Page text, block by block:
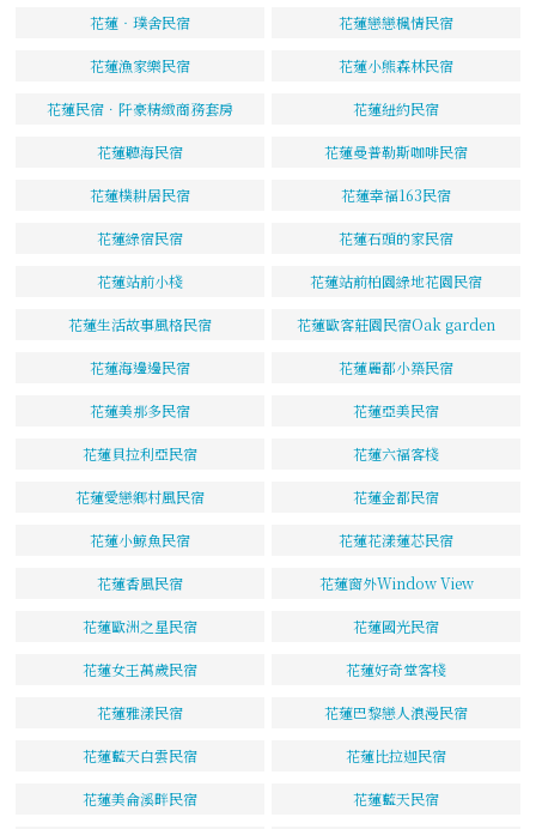
花蓮‧璞舍民宿 花蓮戀戀楓情民宿
花蓮漁家樂民宿 花蓮小熊森林民宿
花蓮民宿．阡豪精緻商務套房 花蓮紐約民宿
花蓮聽海民宿 花蓮曼普勒斯咖啡民宿
花蓮樸耕居民宿 花蓮幸福163民宿
花蓮綠宿民宿 花蓮石頭的家民宿
花蓮站前小棧 花蓮站前柏園綠地花園民宿
花蓮生活故事風格民宿 花蓮歐客莊園民宿Oak garden
花蓮海邊邊民宿 花蓮麗都小築民宿
花蓮美那多民宿 花蓮亞美民宿
花蓮貝拉利亞民宿 花蓮六福客棧
花蓮愛戀鄉村風民宿 花蓮金都民宿
花蓮小鯨魚民宿 花蓮花漾蓮芯民宿
花蓮香風民宿 花蓮窗外Window View
花蓮歐洲之星民宿 花蓮國光民宿
花蓮女王萬歲民宿 花蓮好奇堂客棧
花蓮雅漾民宿 花蓮巴黎戀人浪漫民宿
花蓮藍天白雲民宿 花蓮比拉迦民宿
花蓮美侖溪畔民宿 花蓮藍天民宿